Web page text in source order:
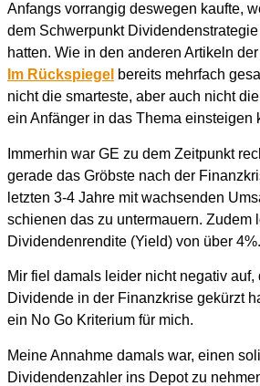
Anfangs vorrangig deswegen kaufte,
dem Schwerpunkt
hatten. Wie in den anderen Artikeln
Im Rückspiegel bereits mehrfach
nicht die smarteste, aber auch nicht
ein Anfänger in das Thema einsteigen
Immerhin war GE zu dem Zeitpunkt
gerade das Gröbste nach der
letzten 3-4 Jahre mit wachsenden
schienen das zu untermauern. Zudem
Dividendenrendite (Yield) von über 4%.
Mir fiel damals leider nicht negativ auf,
Dividende in der Finanzkrise gekürzt
ein No Go Kriterium für mich.
Meine Annahme damals war, einen
Dividendenzahler ins Depot zu